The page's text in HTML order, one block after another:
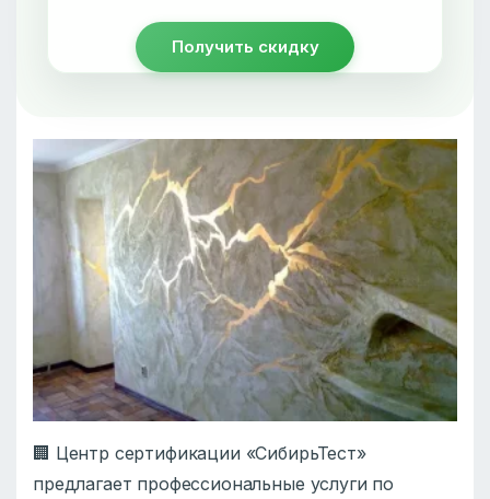
Получить скидку
🏢 Центр сертификации «СибирьТест»
предлагает профессиональные услуги по